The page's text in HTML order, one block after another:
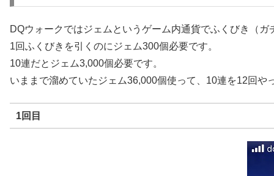
DQウォークではジェムというゲーム内通貨でふくびき（ガ
1回ふくびきを引くのにジェム300個必要です。
10連だとジェム3,000個必要です。
いままで溜めていたジェム36,000個使って、10連を12回や
1回目